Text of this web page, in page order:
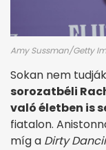
Amy Sussman/Getty
Sokan nem
sorozatbéli
való életben is
fiatalon.
míg a Dirty